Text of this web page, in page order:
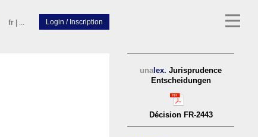
fr |
una lex. Jurisprudence
Entscheidungen
Décision FR-2443